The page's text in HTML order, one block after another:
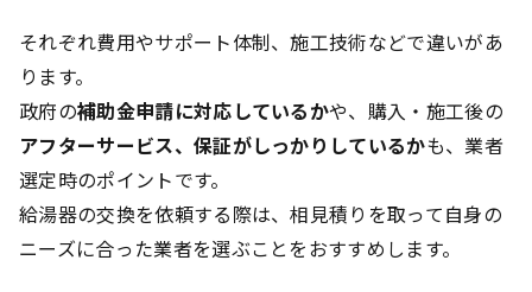
それぞれ費用やサポート体制、施工技術などで違いがあ
ります。
政府の補助金申請に対応しているかや、購入・施工後の
アフターサービス、保証がしっかりしているかも、業者
選定時のポイントです。
給湯器の交換を依頼する際は、相見積りを取って自身の
ニーズに合った業者を選ぶことをおすすめします。